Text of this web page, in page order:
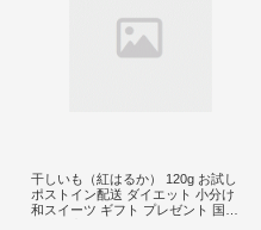
干しいも（紅はるか） 120g お試し
ポストイン配送 ダイエット 小分け
和スイーツ ギフト プレゼント 国産